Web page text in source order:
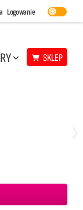
Ligi
Logowanie
SKLEP